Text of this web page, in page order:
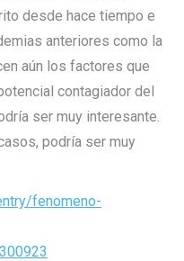
desde hace tiempo e
anteriores como la
aún los factores que
contagiador del
ser muy interesante.
podría ser muy
fenomeno-